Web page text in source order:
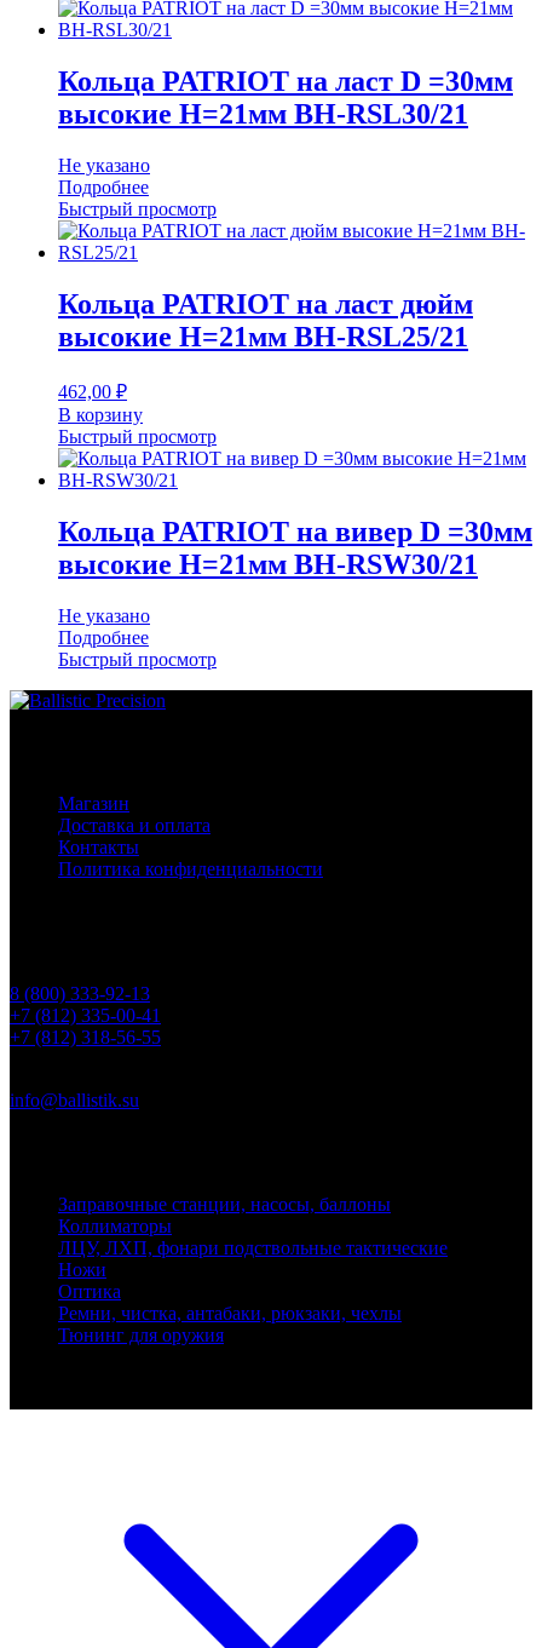
Кольца PATRIOT на ласт D =30мм
высокие H=21мм BH-RSL30/21
Не указано
Подробнее
Быстрый просмотр
Кольца PATRIOT на ласт дюйм
высокие H=21мм BH-RSL25/21
462,00 ₽
В корзину
Быстрый просмотр
Кольца PATRIOT на вивер D =30мм
высокие Н=21мм BH-RSW30/21
Не указано
Подробнее
Быстрый просмотр
Магазин
Доставка и оплата
Контакты
Политика конфиденциальности
8 (800) 333-92-13
+7 (812) 335-00-41
+7 (812) 318-56-55
info@ballistik.su
Заправочные станции, насосы, баллоны
Коллиматоры
ЛЦУ, ЛХП, фонари подствольные тактические
Ножи
Оптика
Ремни, чистка, антабаки, рюкзаки, чехлы
Тюнинг для оружия